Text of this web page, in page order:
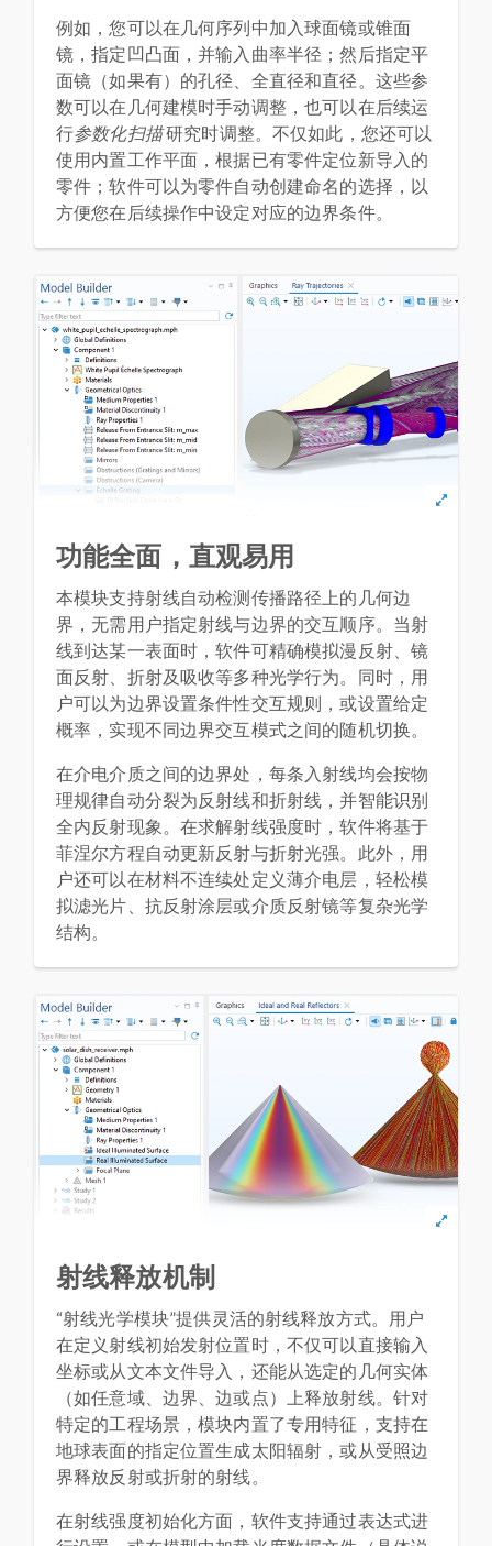
例如，您可以在几何序列中加入球面镜或锥面
镜，指定凹凸面，并输入曲率半径；然后指定平
面镜（如果有）的孔径、全直径和直径。这些参
数可以在几何建模时手动调整，也可以在后续运
行参数化扫描研究时调整。不仅如此，您还可以
使用内置工作平面，根据已有零件定位新导入的
零件；软件可以为零件自动创建命名的选择，以
方便您在后续操作中设定对应的边界条件。
功能全面，直观易用
本模块支持射线自动检测传播路径上的几何边
界，无需用户指定射线与边界的交互顺序。当射
线到达某一表面时，软件可精确模拟漫反射、镜
面反射、折射及吸收等多种光学行为。同时，用
户可以为边界设置条件性交互规则，或设置给定
概率，实现不同边界交互模式之间的随机切换。
在介电介质之间的边界处，每条入射线均会按物
理规律自动分裂为反射线和折射线，并智能识别
全内反射现象。在求解射线强度时，软件将基于
菲涅尔方程自动更新反射与折射光强。此外，用
户还可以在材料不连续处定义薄介电层，轻松模
拟滤光片、抗反射涂层或介质反射镜等复杂光学
结构。
射线释放机制
“射线光学模块”提供灵活的射线释放方式。用户
在定义射线初始发射位置时，不仅可以直接输入
坐标或从文本文件导入，还能从选定的几何实体
（如任意域、边界、边或点）上释放射线。针对
特定的工程场景，模块内置了专用特征，支持在
地球表面的指定位置生成太阳辐射，或从受照边
界释放反射或折射的射线。
在射线强度初始化方面，软件支持通过表达式进